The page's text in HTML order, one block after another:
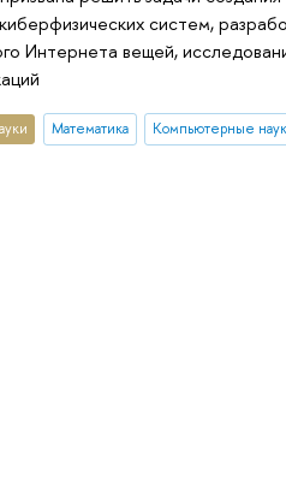
систем,
Интернета вещей,
Математика Компьютерные